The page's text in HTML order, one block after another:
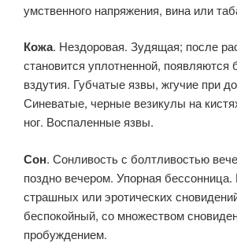
умственного напряжения, вина или
Кожа. Нездоровая. Зудящая; после
становится уплотненной, появляются
вздутия. Губчатые язвы, жгучие при
Синеватые, черные везикулы на
ног. Воспаленные язвы.
Сон. Сонливость с болтливостью
поздно вечером. Упорная
страшных или эротических
беспокойный, со множеством
пробуждением.